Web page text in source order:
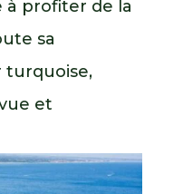
à profiter de la
sa
turquoise,
et